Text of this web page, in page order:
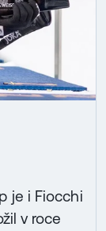
je i Fiocchi
v roce